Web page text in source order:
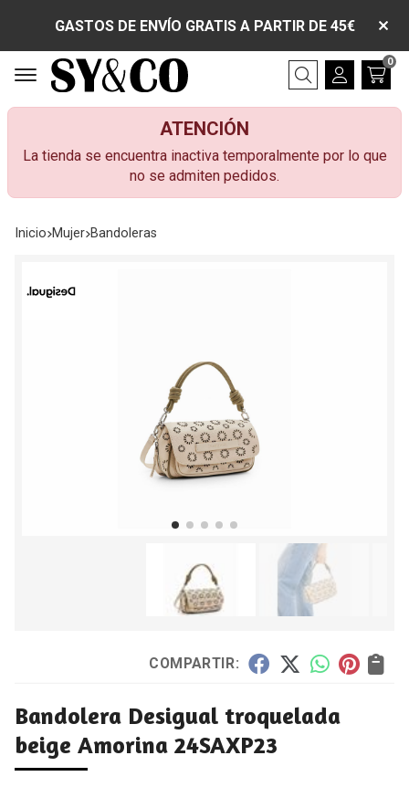
GASTOS DE ENVÍO GRATIS A PARTIR DE 45€
Buscar
0
ATENCIÓN
La tienda se encuentra inactiva temporalmente por lo que
no se admiten pedidos.
Inicio mujer bandoleras
COMPARTIR:
Bandolera Desigual troquelada
beige Amorina 24SAXP23